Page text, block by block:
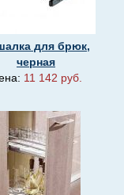
для брюк,
черная
11 142 руб.